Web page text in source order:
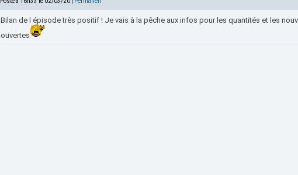
Bilan de l épisode très positif ! Je vais à la pêche aux infos pour les quantités et les
ouvertes